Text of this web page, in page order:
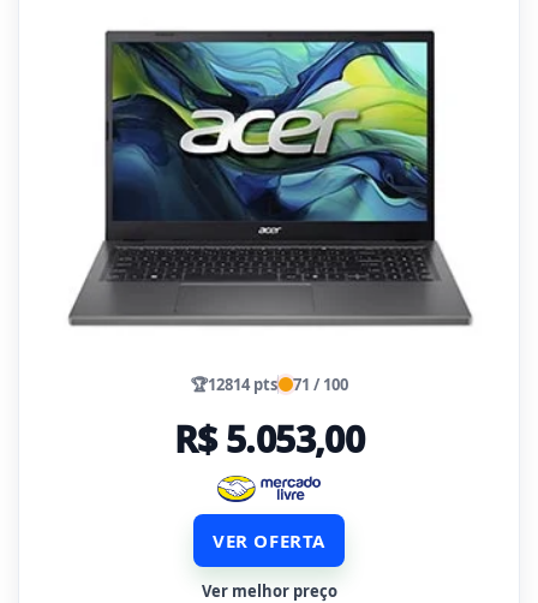
🏆12814 pts 71 / 100
R$ 5.053,00
VER OFERTA
Ver melhor preço